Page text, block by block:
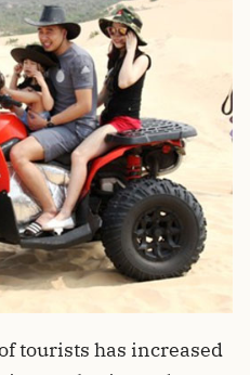
tourists has increased